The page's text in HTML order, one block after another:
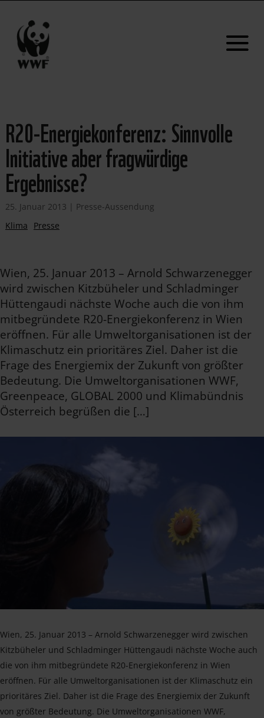
R20-Energiekonferenz: Sinnvolle
Initiative aber fragwürdige
Ergebnisse?
25. Januar 2013 | Presse-Aussendung
Klima
Presse
Wien, 25. Januar 2013 – Arnold Schwarzenegger
wird zwischen Kitzbüheler und Schladminger
Hüttengaudi nächste Woche auch die von ihm
mitbegründete R20-Energiekonferenz in Wien
eröffnen. Für alle Umweltorganisationen ist der
Klimaschutz ein prioritäres Ziel. Daher ist die
Frage des Energiemix der Zukunft von größter
Bedeutung. Die Umweltorganisationen WWF,
Greenpeace, GLOBAL 2000 und Klimabündnis
Österreich begrüßen die […]
Wien, 25. Januar 2013 – Arnold Schwarzenegger wird zwischen
Kitzbüheler und Schladminger Hüttengaudi nächste Woche auch
die von ihm mitbegründete R20-Energiekonferenz in Wien
eröffnen. Für alle Umweltorganisationen ist der Klimaschutz ein
prioritäres Ziel. Daher ist die Frage des Energiemix der Zukunft
von größter Bedeutung. Die Umweltorganisationen WWF,